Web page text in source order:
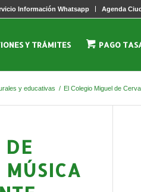
Información Whatsapp Agenda
Y TRÁMITES PAGO
y educativas / El Colegio Miguel de
DE